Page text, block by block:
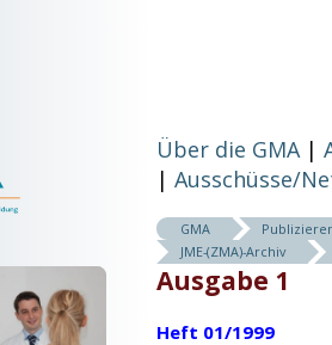
Über die GMA
Ausschüsse/
GMA
JME-(ZMA)-Archiv
Ausgabe 1
Heft 01/1999